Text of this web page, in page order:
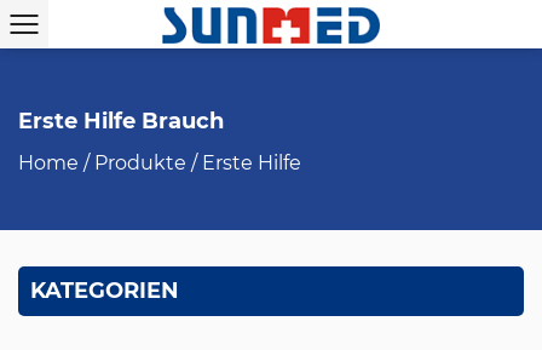
Erste Hilfe Brauch
Home / Produkte / Erste Hilfe
KATEGORIEN